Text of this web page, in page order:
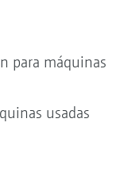
para máquinas
usadas